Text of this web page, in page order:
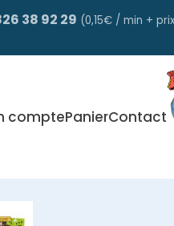
38 92 29 (0,15€ / min +
comptePanierContact